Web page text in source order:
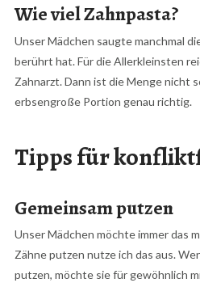
Wie viel Zahnpasta?
Unser Mädchen saugte manchmal
berührt hat. Für die Allerkleinsten
Zahnarzt. Dann ist die Menge nicht
erbsengroße Portion genau richtig.
Tipps für
Gemeinsam putzen
Unser Mädchen möchte immer das
Zähne putzen nutze ich das aus.
putzen, möchte sie für gewöhnlich